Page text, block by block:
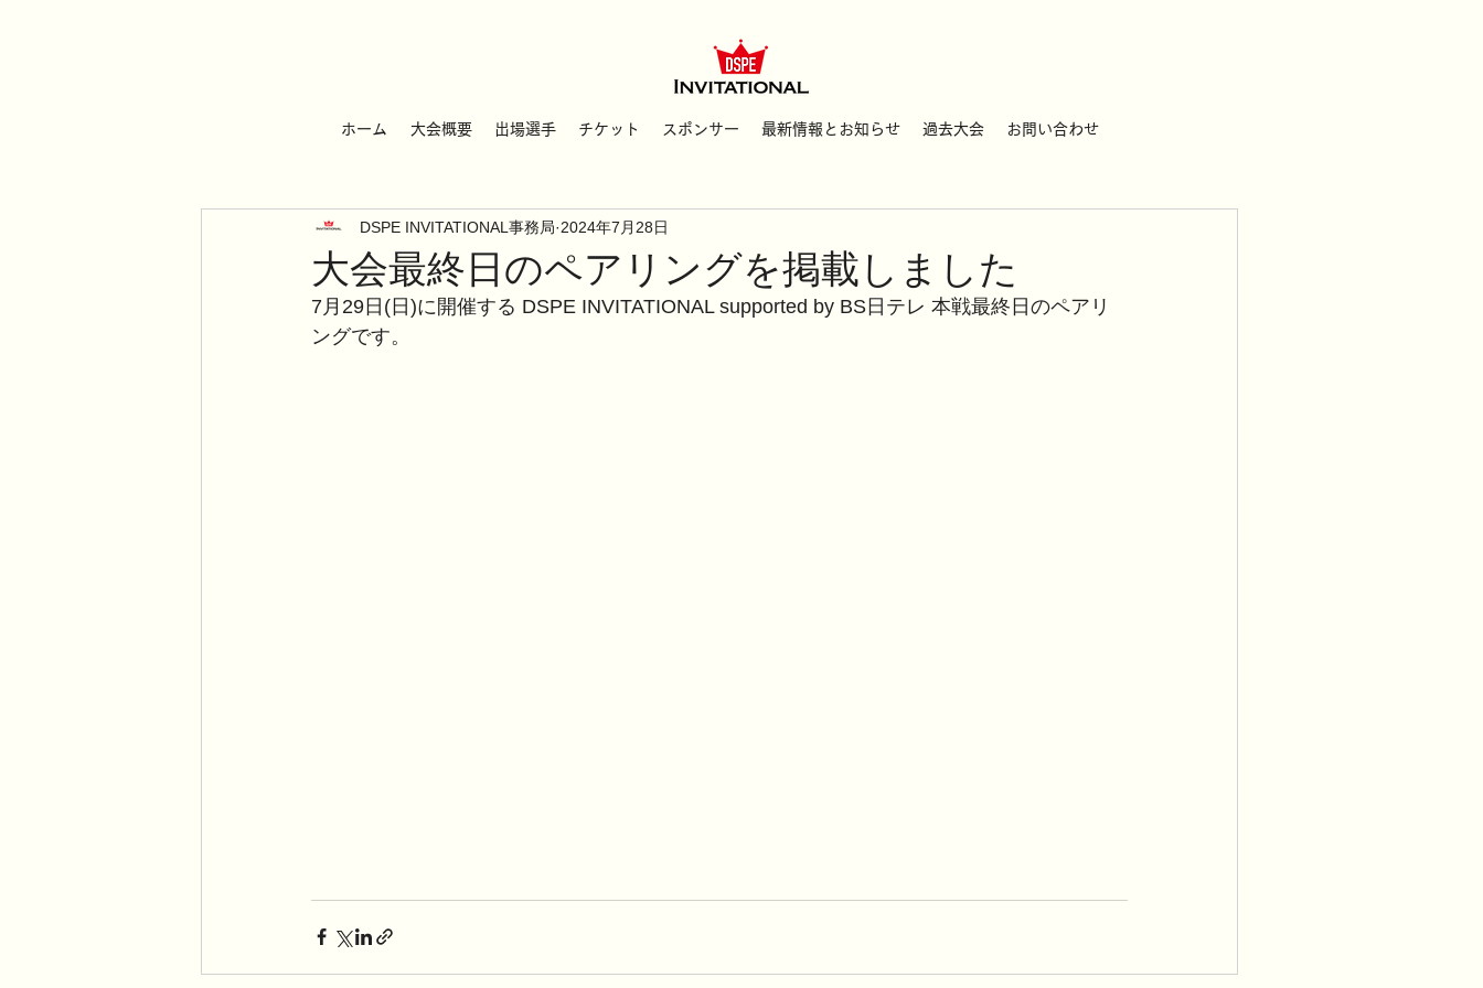
ホーム 大会概要 出場選手 チケット スポンサー 最新情報とお知らせ 過去大会 お問い合わせ
大会最終日のペアリングを掲載しました
DSPE INVITATIONAL事務局 2024年7月28日
7月29日(日)に開催する DSPE INVITATIONAL supported by BS日テレ 本戦最終日のペアリ
ングです。